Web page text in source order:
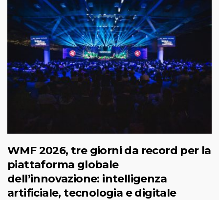
WMF 2026, tre giorni da record per la
piattaforma globale
dell’innovazione: intelligenza
artificiale, tecnologia e digitale